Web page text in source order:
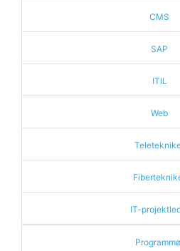
CMS
SAP
ITIL
Web
IT-